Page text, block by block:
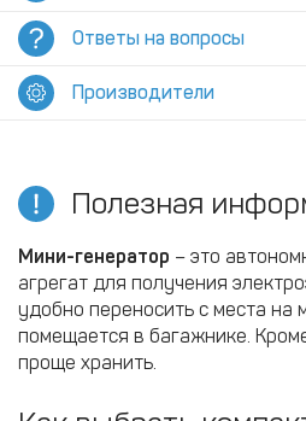
Ответы на вопросы
Производители
Полезная
Мини-генератор – это
агрегат для получения
удобно переносить с места на
помещается в багажнике.
проще хранить.